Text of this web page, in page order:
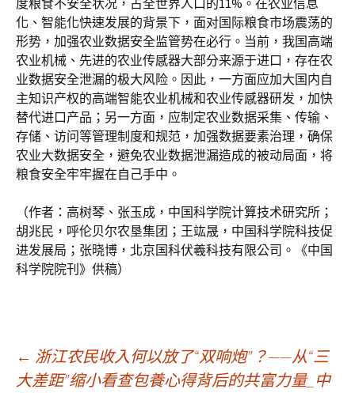
度粮食不安全状况，占全世界人口的11%。在农业信息
化、智能化快速发展的背景下，面对国际粮食市场震荡的
形势，加强农业数据安全监管势在必行。当前，我国高端
农业机械、先进的农业传感器大部分来源于进口，存在农
业数据安全泄漏的极大风险。因此，一方面应加大国内自
主知识产权的高端智能农业机械和农业传感器研发，加快
替代进口产品；另一方面，应制定农业数据采集、传输、
存储、访问等管理制度和规范，加强数据要素治理，确保
农业大数据安全，避免农业数据泄漏造成的被动局面，将
粮食安全牢牢握在自己手中。
（作者：高树琴、张玉成，中国科学院计算技术研究所；
胡兆民，呼伦贝尔农垦集团；王竑晟，中国科学院科技促
进发展局；张晓博，北京国科伏羲科技有限公司。《中国
科学院院刊》供稿）
文
← 浙江农民收入何以放了“双响炮”？——从“三
大差距”缩小看查包養心得背后的共富力量_中